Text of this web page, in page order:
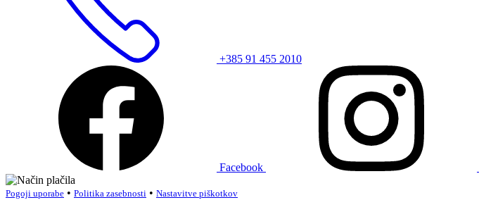
+385 91 455 2010
Facebook
Pogoji uporabe • Politika zasebnosti • Nastavitve piškotkov